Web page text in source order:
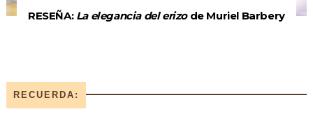
RESEÑA: La elegancia del erizode Muriel Barbery
RECUERDA: